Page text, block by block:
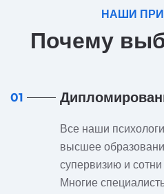
НАШИ
Почему
01
Все наши
высшее
супервизию и
Многие